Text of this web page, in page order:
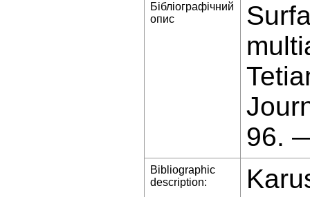
Бібліографічний
опис
96.
Bibliographic
description: